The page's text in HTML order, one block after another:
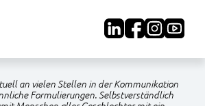
an vielen Stellen in der Kommunikation
Formulierungen. Selbstverständlich